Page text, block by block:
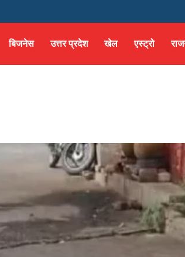
बिजनेस उत्तर प्रदेश खेल एस्ट्रो